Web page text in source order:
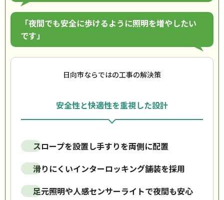
「夜間でも安全に歩けるように照明を増やしたい
です」
日向市ならではの工事の解決策
安全性と快適性を重視した設計
スロープを設置し手すりを両側に配置
滑りにくいインターロッキング舗装を採用
足元照明や人感センサーライトで夜間も安心